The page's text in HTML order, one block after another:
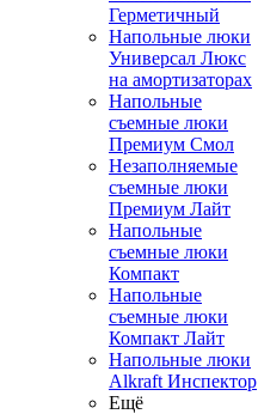
Герметичный
Напольные люки
Универсал Люкс
на амортизаторах
Напольные
съемные люки
Премиум Смол
Незаполняемые
съемные люки
Премиум Лайт
Напольные
съемные люки
Компакт
Напольные
съемные люки
Компакт Лайт
Напольные люки
Alkraft Инспектор
Ещё